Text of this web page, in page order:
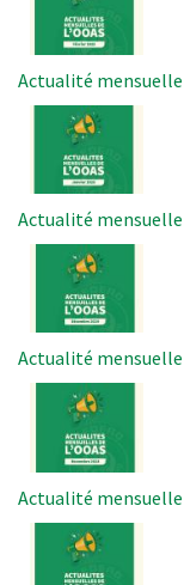
Actualité mensuelle
Image
Actualité mensuelle
Image
Actualité mensuelle
Image
Actualité mensuelle
Image